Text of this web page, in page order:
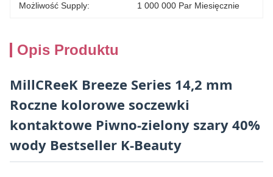
Możliwość Supply: 1 000 000 Par Miesięcznie
Opis Produktu
MillCReeK Breeze Series 14,2 mm
Roczne kolorowe soczewki
kontaktowe Piwno-zielony szary 40%
wody Bestseller K-Beauty